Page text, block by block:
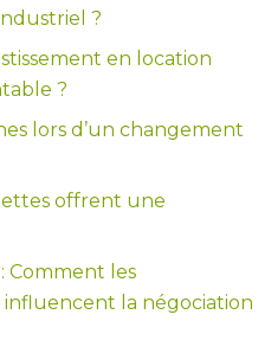
?
en location
?
lors d’un changement
offrent une
Comment les
influencent la négociation